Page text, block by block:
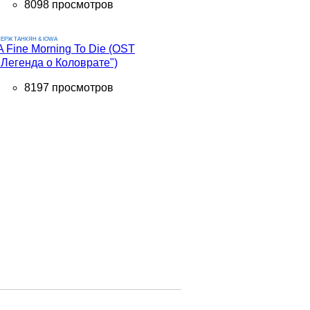
8098 просмотров
ТАНКЯН & IOWA
Fine Morning To Die (OST
о Коловрате")
8197 просмотров